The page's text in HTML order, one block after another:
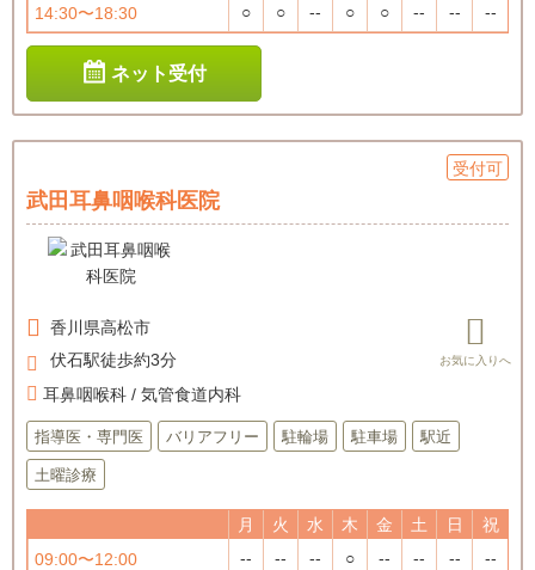
14:30〜18:30 ○ ○ -- ○ ○ -- -- --
ネット受付
受付可
武田耳鼻咽喉科医院
香川県高松市
伏石駅徒歩約3分
耳鼻咽喉科 / 気管食道内科
指導医・専門医 バリアフリー 駐輪場 駐車場 駅近
土曜診療
月 火 水 木 金 土 日
祝
09:00〜12:00
-- -- -- ○ -- -- -- --